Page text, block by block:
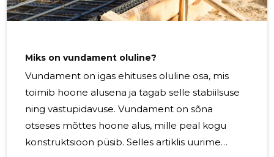
selles alati muutuvas valdkonnas. Üldehitus
Miks on vundament oluline?
Vundament on igas ehituses oluline osa, mis
toimib hoone alusena ja tagab selle stabiilsuse
ning vastupidavuse. Vundament on sõna
otseses mõttes hoone alus, mille peal kogu
konstruktsioon püsib. Selles artiklis uurime